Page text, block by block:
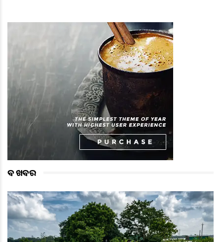
ବଡ ଖବର